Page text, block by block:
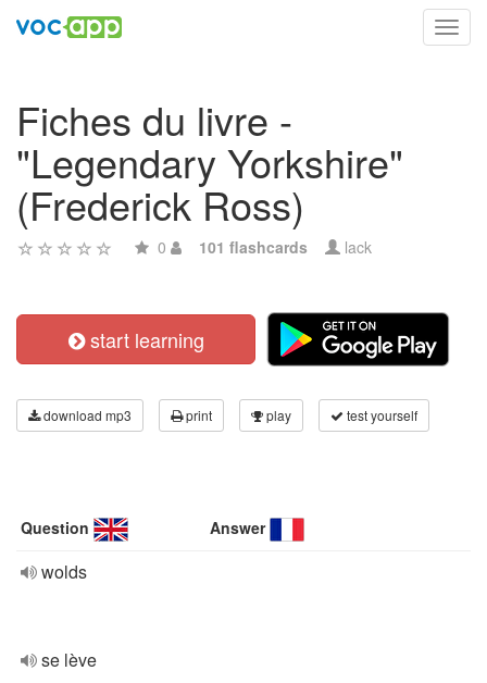
Fiches du livre -
"Legendary Yorkshire"
(Frederick Ross)
0 101 flashcards lack
start learning
download mp3 print play test yourself
Question Answer
wolds
se lève